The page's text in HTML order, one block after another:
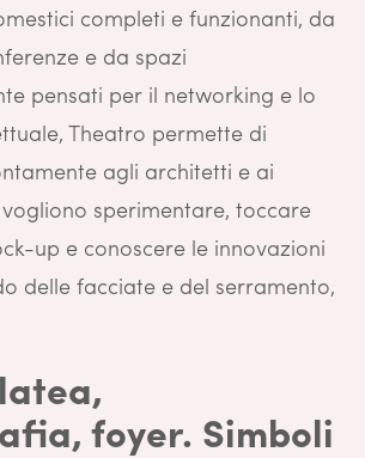
completi e funzionanti, da
e da spazi
pensati per il networking e lo
Theatro permette di
agli architetti e ai
sperimentare, toccare
up e conoscere le innovazioni
delle facciate e del serramento,
foyer. Simboli